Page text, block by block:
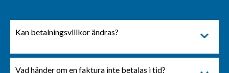
Kan betalningsvillkor ändras?
Ja, om både köpare och säljare är överens kan
betalningsvillkoren ändras i ett avtal.
Vad händer om en faktura inte betalas i tid?